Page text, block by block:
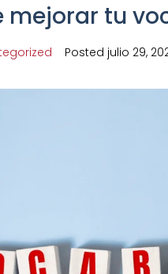
mejorar tu
Posted julio 29,